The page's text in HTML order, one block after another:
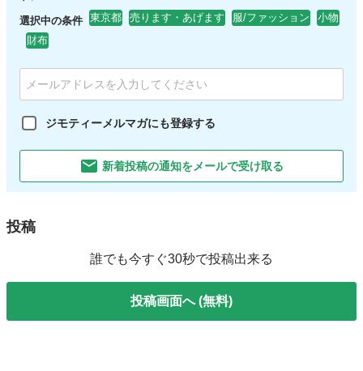
選択中の条件 東京都 売ります・あげます 服/ファッション
小物
財布
ジモティーメルマガにも登録する
新着投稿の通知をメールで受け取る
投稿
誰でも今すぐ30秒で投稿出来る
投稿画面へ (無料)